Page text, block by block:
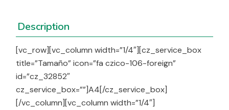
Description
[vc_row][vc_column width=”1/4″][cz_service_box
title=”Tamaño” icon=”fa czico-106-foreign”
id=”cz_32852″
cz_service_box=””]A4[/cz_service_box]
[/vc_column][vc_column width=”1/4″]